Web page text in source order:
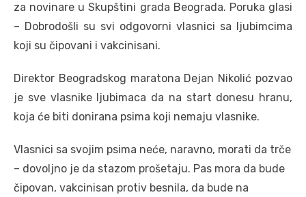
za novinare u Skupštini grada Beograda. Poruka glasi
– Dobrodošli su svi odgovorni vlasnici sa ljubimcima
koji su čipovani i vakcinisani.
Direktor Beogradskog maratona Dejan Nikolić pozvao
je sve vlasnike ljubimaca da na start donesu hranu,
koja će biti donirana psima koji nemaju vlasnike.
Vlasnici sa svojim psima neće, naravno, morati da trče
– dovoljno je da stazom prošetaju. Pas mora da bude
čipovan, vakcinisan protiv besnila, da bude na